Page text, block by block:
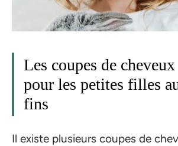
Les coupes de
pour les petites filles
fins
Il existe plusieurs coupes de